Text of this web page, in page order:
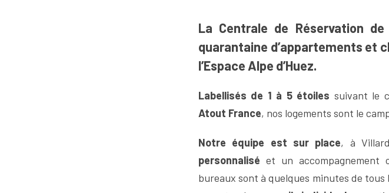
La Centrale de Réservation de
quarantaine d’appartements et
l’Espace Alpe d’Huez.
Labellisés de 1 à 5 étoiles suivant le
Atout France, nos logements sont le
Notre équipe est sur place, à
personnalisé et un
bureaux sont à quelques minutes de